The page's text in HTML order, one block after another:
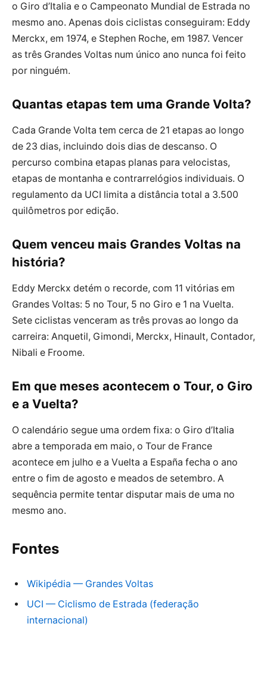
o Giro d’Italia e o Campeonato Mundial de Estrada no
mesmo ano. Apenas dois ciclistas conseguiram: Eddy
Merckx, em 1974, e Stephen Roche, em 1987. Vencer
as três Grandes Voltas num único ano nunca foi feito
por ninguém.
Quantas etapas tem uma Grande Volta?
Cada Grande Volta tem cerca de 21 etapas ao longo
de 23 dias, incluindo dois dias de descanso. O
percurso combina etapas planas para velocistas,
etapas de montanha e contrarrelógios individuais. O
regulamento da UCI limita a distância total a 3.500
quilômetros por edição.
Quem venceu mais Grandes Voltas na
história?
Eddy Merckx detém o recorde, com 11 vitórias em
Grandes Voltas: 5 no Tour, 5 no Giro e 1 na Vuelta.
Sete ciclistas venceram as três provas ao longo da
carreira: Anquetil, Gimondi, Merckx, Hinault, Contador,
Nibali e Froome.
Em que meses acontecem o Tour, o Giro
e a Vuelta?
O calendário segue uma ordem fixa: o Giro d’Italia
abre a temporada em maio, o Tour de France
acontece em julho e a Vuelta a España fecha o ano
entre o fim de agosto e meados de setembro. A
sequência permite tentar disputar mais de uma no
mesmo ano.
Fontes
Wikipédia — Grandes Voltas
UCI — Ciclismo de Estrada (federação
internacional)